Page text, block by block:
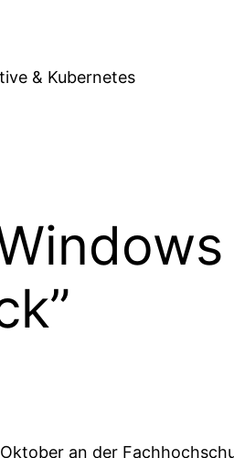
& Kubernetes
an der